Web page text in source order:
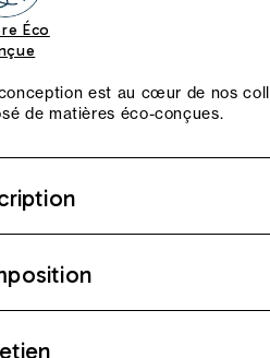
Éco
est au cœur de nos
de matières éco-conçues.